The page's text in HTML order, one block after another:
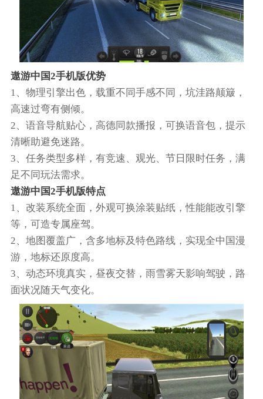
遨游中国2手机版优势
1、物理引擎出色，载重不同手感不同，坑洼路颠簸，
高速过弯有侧倾。
2、语音导航贴心，高德同款播报，可换语音包，提示
清晰助避免迷路。
3、任务类型多样，有竞速、观光、节日限时任务，满
足不同玩法需求。
遨游中国2手机版特点
1、改装系统全面，外观可换涂装贴纸，性能能改引擎
等，可造专属座驾。
2、地图覆盖广，含多地标及特色路线，实现全中国漫
游，地标还原度高。
3、动态环境真实，昼夜交替，雨雪雾天影响驾驶，路
面状况随天气变化。